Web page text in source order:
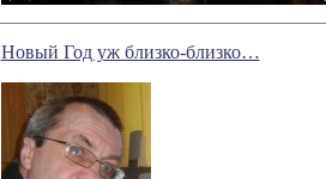
Новый Год уж близко-близко…